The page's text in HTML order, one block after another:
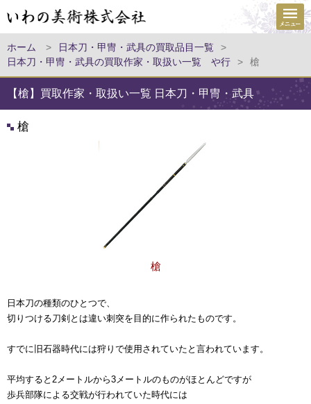
ホーム > 日本刀・甲冑・武具の買取品目一覧
>
日本刀・甲冑・武具の買取作家・取扱い一覧 や行
> 槍
【槍】買取作家・取扱い一覧 日本刀・甲冑・武具
槍
槍
日本刀の種類のひとつで、
切りつける刀剣とは違い刺突を目的に作られたものです。
すでに旧石器時代には狩りで使用されていたと言われています。
平均すると2メートルから3メートルのものがほとんどですが
歩兵部隊による交戦が行われていた時代には